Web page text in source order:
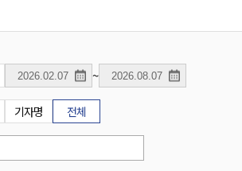
~
기자명 전체